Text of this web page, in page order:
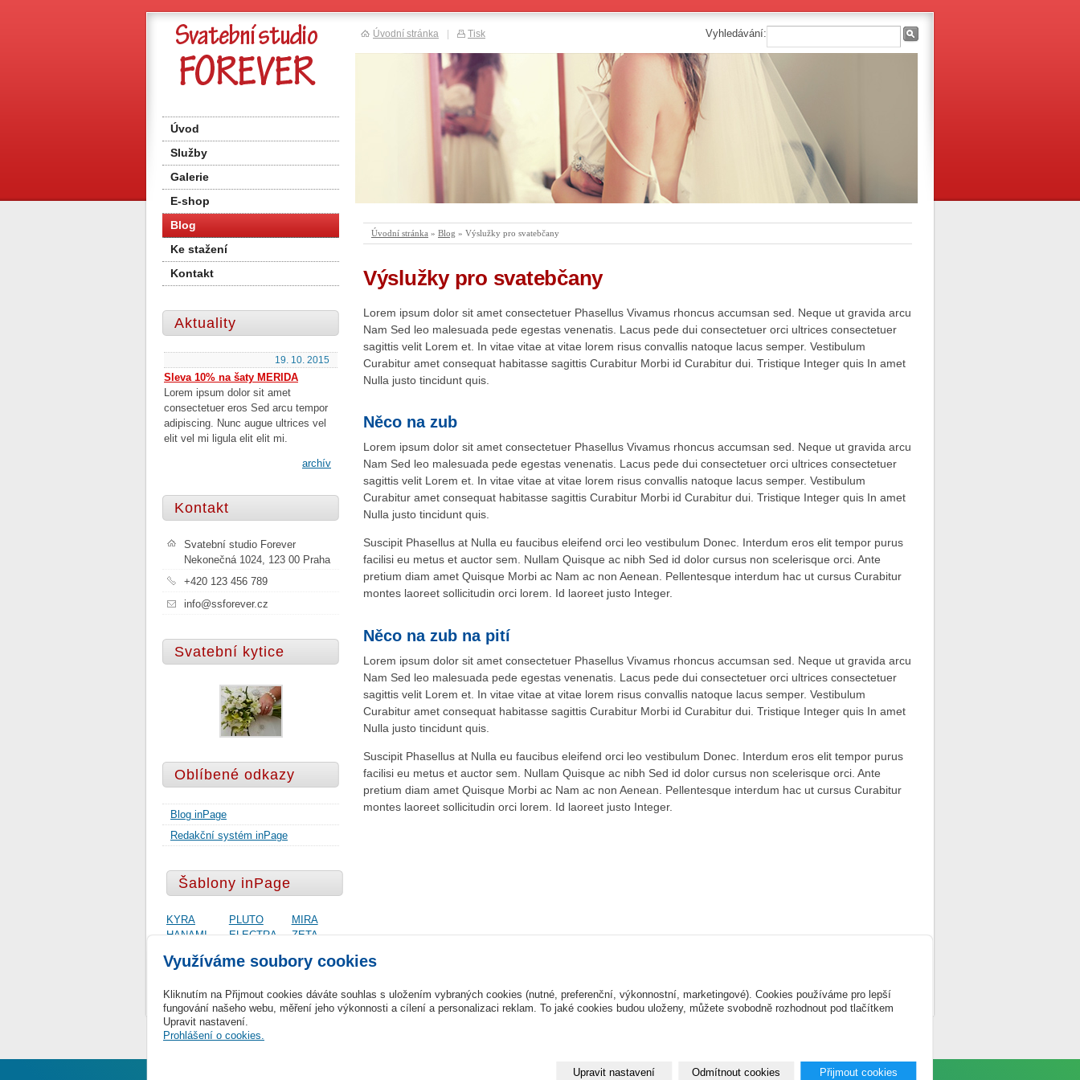
Úvodní stránka » Blog » Výslužky pro svatebčany
Výslužky pro svatebčany
Lorem ipsum dolor sit amet consectetuer Phasellus Vivamus rhoncus accumsan sed. Neque ut gravida arcu
Nam Sed leo malesuada pede egestas venenatis. Lacus pede dui consectetuer orci ultrices consectetuer
sagittis velit Lorem et. In vitae vitae at vitae lorem risus convallis natoque lacus semper. Vestibulum
Curabitur amet consequat habitasse sagittis Curabitur Morbi id Curabitur dui. Tristique Integer quis In amet
Nulla justo tincidunt quis.
Něco na zub
Lorem ipsum dolor sit amet consectetuer Phasellus Vivamus rhoncus accumsan sed. Neque ut gravida arcu
Nam Sed leo malesuada pede egestas venenatis. Lacus pede dui consectetuer orci ultrices consectetuer
sagittis velit Lorem et. In vitae vitae at vitae lorem risus convallis natoque lacus semper. Vestibulum
Curabitur amet consequat habitasse sagittis Curabitur Morbi id Curabitur dui. Tristique Integer quis In amet
Nulla justo tincidunt quis.
Suscipit Phasellus at Nulla eu faucibus eleifend orci leo vestibulum Donec. Interdum eros elit tempor purus
facilisi eu metus et auctor sem. Nullam Quisque ac nibh Sed id dolor cursus non scelerisque orci. Ante
pretium diam amet Quisque Morbi ac Nam ac non Aenean. Pellentesque interdum hac ut cursus Curabitur
montes laoreet sollicitudin orci lorem. Id laoreet justo Integer.
Něco na zub na pití
Lorem ipsum dolor sit amet consectetuer Phasellus Vivamus rhoncus accumsan sed. Neque ut gravida arcu
Nam Sed leo malesuada pede egestas venenatis. Lacus pede dui consectetuer orci ultrices consectetuer
sagittis velit Lorem et. In vitae vitae at vitae lorem risus convallis natoque lacus semper. Vestibulum
Curabitur amet consequat habitasse sagittis Curabitur Morbi id Curabitur dui. Tristique Integer quis In amet
Nulla justo tincidunt quis.
Suscipit Phasellus at Nulla eu faucibus eleifend orci leo vestibulum Donec. Interdum eros elit tempor purus
facilisi eu metus et auctor sem. Nullam Quisque ac nibh Sed id dolor cursus non scelerisque orci. Ante
pretium diam amet Quisque Morbi ac Nam ac non Aenean. Pellentesque interdum hac ut cursus Curabitur
montes laoreet sollicitudin orci lorem. Id laoreet justo Integer.
Úvod
Služby
Galerie
E-shop
Blog
Ke stažení
Kontakt
Aktuality
19. 10. 2015
Sleva 10% na šaty MERIDA
Lorem ipsum dolor sit amet
consectetuer eros Sed arcu tempor
adipiscing. Nunc augue ultrices vel
elit vel mi ligula elit elit mi.
archív
Kontakt
Svatební studio Forever
Nekonečná 1024, 123 00 Praha
+420 123 456 789
info@ssforever.cz
Svatební kytice
Oblíbené odkazy
Blog inPage
Redakční systém inPage
Šablony inPage
KYRA
HANAMI
ONE
SIRIUS
PLUTO
ELECTRA
POLARIS
ZARA
MIRA
ZETA
MEDIA
Vyhledávání:
Úvodní stránka | Tisk
Copyright © 2026 Svatební studio Forever
Využíváme soubory cookies
Kliknutím na Přijmout cookies dáváte souhlas s uložením vybraných cookies (nutné, preferenční, výkonnostní, marketingové). Cookies používáme pro lepší
fungování našeho webu, měření jeho výkonnosti a cílení a personalizaci reklam. To jaké cookies budou uloženy, můžete svobodně rozhodnout pod tlačítkem
Upravit nastavení.
Prohlášení o cookies.
Upravit nastavení Odmítnout cookies Přijmout cookies